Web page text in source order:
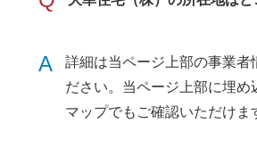
A
詳細は当ページ上部の事業者
ださい。当ページ上部に埋め
マップでもご確認いただけま